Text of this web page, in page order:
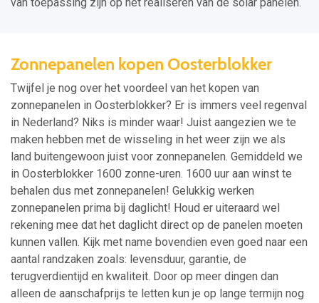
van toepassing zijn op het realiseren van de solar panelen.
Zonnepanelen kopen Oosterblokker
Twijfel je nog over het voordeel van het kopen van
zonnepanelen in Oosterblokker? Er is immers veel regenval
in Nederland? Niks is minder waar! Juist aangezien we te
maken hebben met de wisseling in het weer zijn we als
land buitengewoon juist voor zonnepanelen. Gemiddeld we
in Oosterblokker 1600 zonne-uren. 1600 uur aan winst te
behalen dus met zonnepanelen! Gelukkig werken
zonnepanelen prima bij daglicht! Houd er uiteraard wel
rekening mee dat het daglicht direct op de panelen moeten
kunnen vallen. Kijk met name bovendien even goed naar een
aantal randzaken zoals: levensduur, garantie, de
terugverdientijd en kwaliteit. Door op meer dingen dan
alleen de aanschafprijs te letten kun je op lange termijn nog